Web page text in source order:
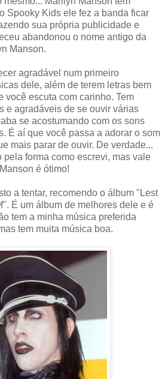
Spooky Kids ele fez a banda ficar
sua própria publicidade e
abandonou o nome antigo da
Manson.
agradável num primeiro
dele, além de terem letras bem
você escuta com carinho. Tem
e agradáveis de se ouvir várias
se acostumando com os sons
É aí que você passa a adorar o som
mais parar de ouvir. De verdade...
pela forma como escrevi, mas vale
é ótimo!
a tentar, recomendo o álbum "Lest
É um álbum de melhores dele e é
tem a minha música preferida
tem muita música boa.